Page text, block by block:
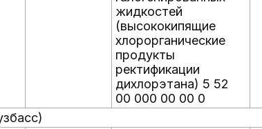
жидкостей
(высококипящие
хлорорганические
продукты
ректификации
дихлорэтана) 5 52
00 000 00 00 0